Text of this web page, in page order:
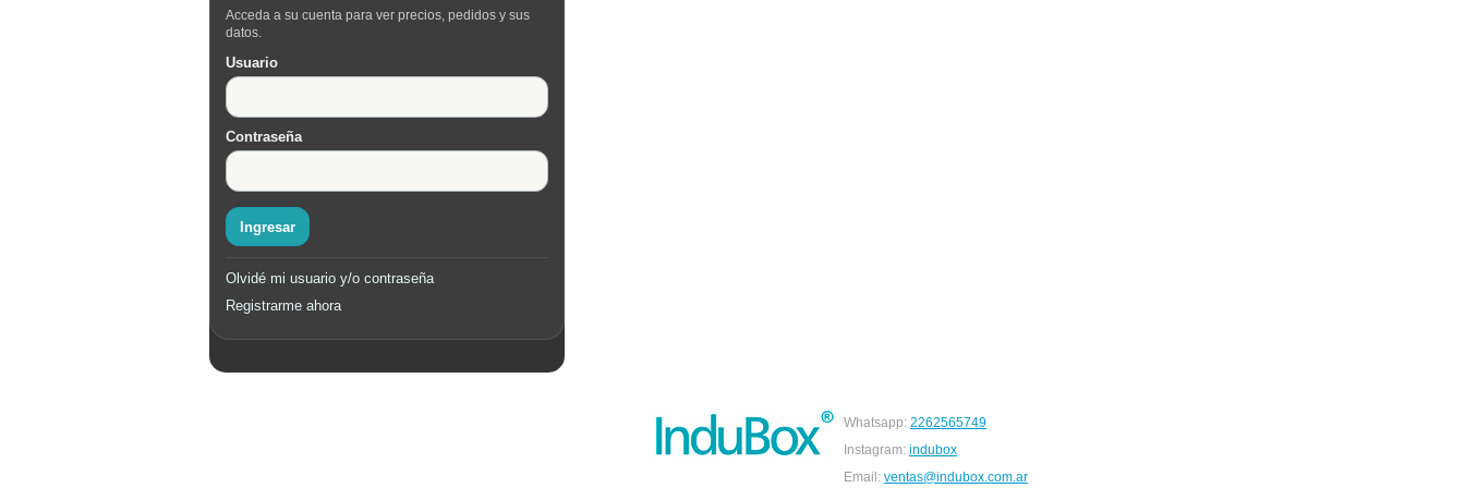
Acceda a su cuenta para ver precios, pedidos y sus
datos.
Usuario
Contraseña
Ingresar
Olvidé mi usuario y/o contraseña
Registrarme ahora
Whatsapp: 2262565749
Instagram: indubox
Email: ventas@indubox.com.ar